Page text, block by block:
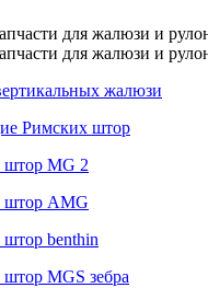
для жалюзи и
для жалюзи и
жалюзи
Римских штор
MG 2
штор AMG
benthin
MGS зебра